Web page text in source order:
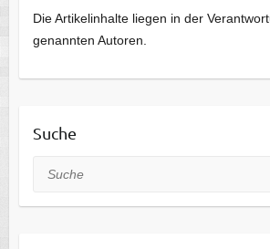
Die Artikelinhalte liegen in der
genannten Autoren.
Suche
Suche